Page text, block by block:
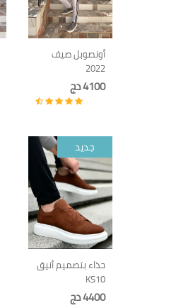
أونصوبل صيف
2022
4100 دج
جديد
حذاء بتصميم أنيق
KS10
4400 دج